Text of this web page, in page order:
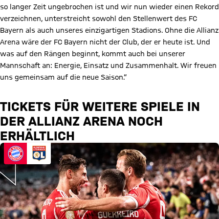
so langer Zeit ungebrochen ist und wir nun wieder einen Rekord
verzeichnen, unterstreicht sowohl den Stellenwert des FC
Bayern als auch unseres einzigartigen Stadions. Ohne die Allianz
Arena wäre der FC Bayern nicht der Club, der er heute ist. Und
was auf den Rängen beginnt, kommt auch bei unserer
Mannschaft an: Energie, Einsatz und Zusammenhalt. Wir freuen
uns gemeinsam auf die neue Saison.“
TICKETS FÜR WEITERE SPIELE IN
DER ALLIANZ ARENA NOCH
ERHÄLTLICH